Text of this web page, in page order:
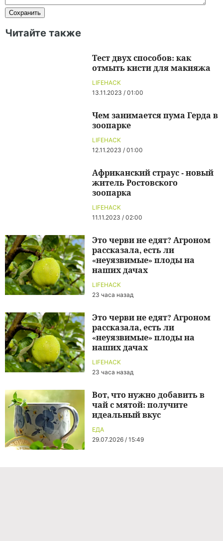
Читайте также
LIFEHACK
13.11.2023 / 01:00
Тест двух способов: как
отмыть кисти для макияжа
LIFEHACK
12.11.2023 / 01:00
Чем занимается пума Герда в
зоопарке
LIFEHACK
11.11.2023 / 02:00
Африканский страус - новый
житель Ростовского
зоопарка
LIFEHACK
23 часа назад
Это черви не едят? Агроном
рассказала, есть ли
«неуязвимые» плоды на
наших дачах
LIFEHACK
23 часа назад
Это черви не едят? Агроном
рассказала, есть ли
«неуязвимые» плоды на
наших дачах
ЕДА
29.07.2026 / 15:49
Вот, что нужно добавить в
чай с мятой: получите
идеальный вкус